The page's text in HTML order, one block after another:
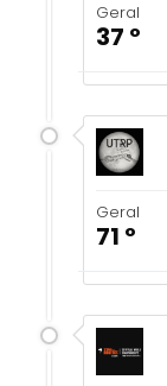
Geral
37 º
Geral
71 º